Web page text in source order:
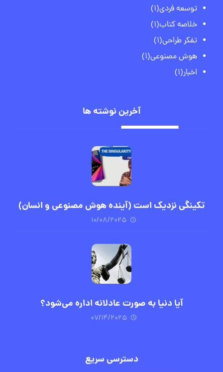
توسعه فردی(1)
خلاصه کتاب(1)
تفکر طراحی(1)
هوش مصنوعی(1)
اخبار(1)
آخرین نوشته ها
تکینگی نزدیک است (آینده هوش مصنوعی و انسان)
۱۰/۰۸/۲۰۲۵
آیا دنیا به صورت عادلانه اداره می‌شود؟
۰۷/۱۴/۲۰۲۵
دسترسی سریع